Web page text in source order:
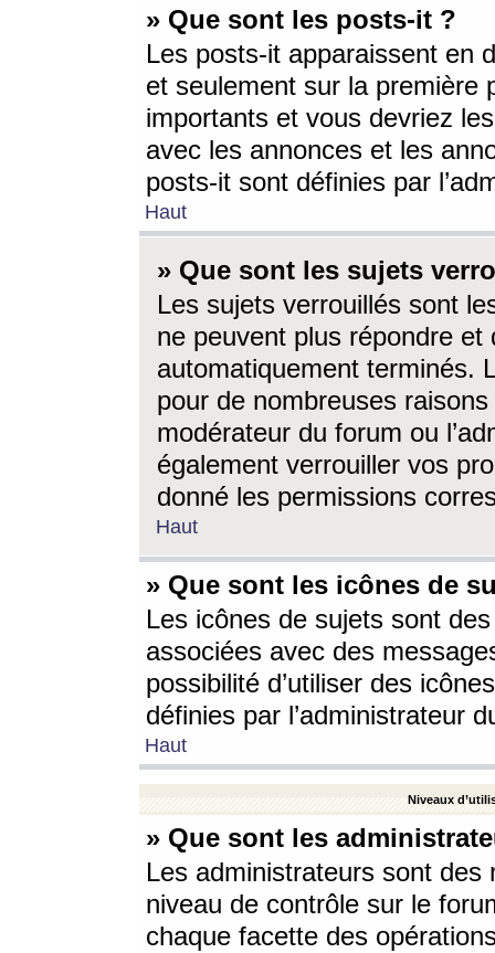
» Que sont les posts-it ?
Les posts-it apparaissent en
et seulement sur la première
importants et vous devriez
avec les annonces et les
posts-it sont définies par
Haut
» Que sont les sujets
Les sujets verrouillés sont
ne peuvent plus répondre
automatiquement terminés.
pour de nombreuses
modérateur du forum ou
également verrouiller vos
donné les permissions
Haut
» Que sont les icônes de
Les icônes de sujets sont
associées avec des
possibilité d’utiliser des
définies par l’administrateur
Haut
Niveaux
» Que sont les
Les administrateurs sont
niveau de contrôle sur le
chaque facette des